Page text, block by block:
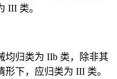
III 类。
均归类为 IIb 类，除非其
下，应归类为 III 类。